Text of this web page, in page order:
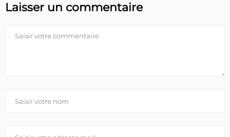
Laisser un commentaire